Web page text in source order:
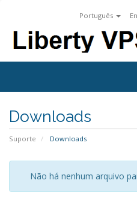
Português
Downloads
Suporte Downloads
Não há nenhum arquivo